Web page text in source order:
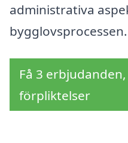
administrativa
bygglovsprocessen.
Få 3
förpliktelser